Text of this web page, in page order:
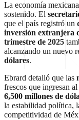
La economía
sostenido. El
que el país registró un
inversión extranjera
trimestre de 2025
alcanzando un nuevo
dólares.
Ebrard detalló que las
frescos que ingresan
6,500 millones de
la estabilidad política,
competitividad de